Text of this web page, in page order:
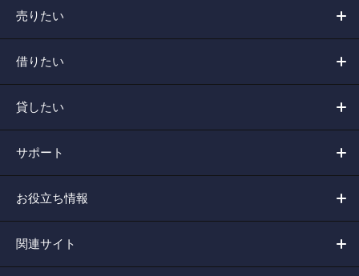
売りたい
借りたい
貸したい
サポート
お役立ち情報
関連サイト